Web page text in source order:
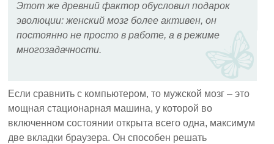
Этот же древний фактор обусловил подарок
эволюции: женский мозг более активен, он
постоянно не просто в работе, а в режиме
многозадачности.
Если сравнить с компьютером, то мужской мозг – это
мощная стационарная машина, у которой во
включенном состоянии открыта всего одна, максимум
две вкладки браузера. Он способен решать